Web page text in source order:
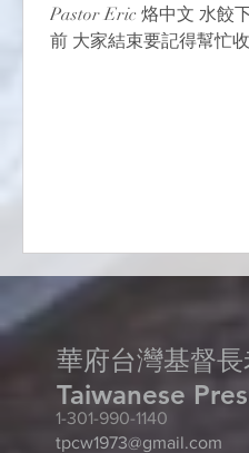
Pastor Eric 烙中文 水餃
前 大家結束要記得幫忙
華府台灣基督
Taiwanese
​1-301-990-1140
tpcw1973@gmail.com